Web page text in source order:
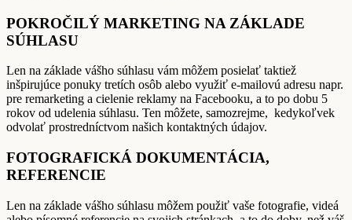
POKROČILÝ MARKETING NA ZÁKLADE
SÚHLASU
Len na základe vášho súhlasu vám môžem posielať taktiež
inšpirujúce ponuky tretích osôb alebo využiť e-mailovú adresu napr.
pre remarketing a cielenie reklamy na Facebooku, a to po dobu 5
rokov od udelenia súhlasu. Ten môžete, samozrejme, kedykoľvek
odvolať prostredníctvom našich kontaktných údajov.
FOTOGRAFICKÁ DOKUMENTÁCIA,
REFERENCIE
Len na základe vášho súhlasu môžem použiť vaše fotografie, videá